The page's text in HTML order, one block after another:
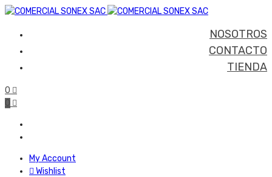
NOSOTROS
CONTACTO
TIENDA
0
0
My Account
Wishlist